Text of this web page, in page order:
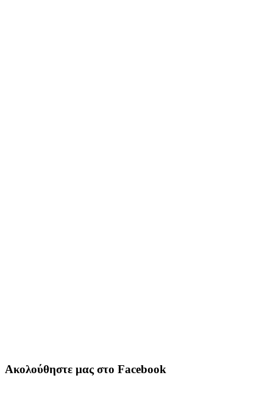
Ακολούθηστε μας στο Facebook